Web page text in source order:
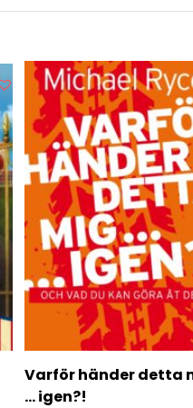
Varför händer detta
… igen?!